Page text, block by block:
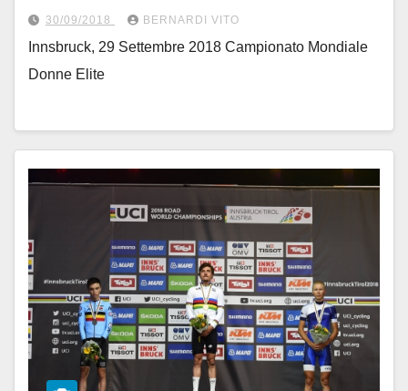
30/09/2018 BERNARDI VITO
Innsbruck, 29 Settembre 2018 Campionato Mondiale
Donne Elite